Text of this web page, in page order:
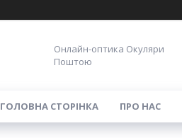
Онлайн-оптика Окуляри
Поштою
ГОЛОВНА СТОРІНКА ПРО НАС